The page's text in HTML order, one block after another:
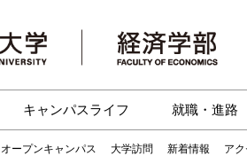
キャンパスライフ 就職・進路
オープンキャンパス 大学訪問 新着情報 ア